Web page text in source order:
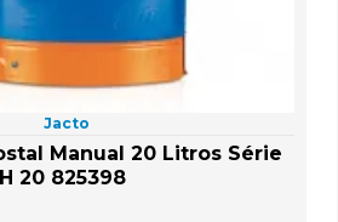
Jacto
Manual 20 Litros Série
20 825398